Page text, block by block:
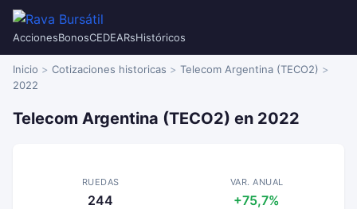
AccionesBonosCEDEARsHistóricos
Inicio Cotizaciones historicas
Telecom Argentina (TECO2)
2022
Telecom Argentina (TECO2) en 2022
RUEDAS
244
VAR. ANUAL
+75,7%